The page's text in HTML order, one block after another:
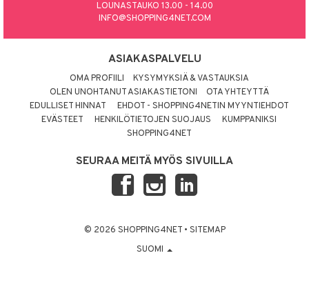
LOUNASTAUKO 13.00 - 14.00
INFO@SHOPPING4NET.COM
ASIAKASPALVELU
OMA PROFIILI
KYSYMYKSIÄ & VASTAUKSIA
OLEN UNOHTANUT ASIAKASTIETONI
OTA YHTEYTTÄ
EDULLISET HINNAT
EHDOT - SHOPPING4NETIN MYYNTIEHDOT
EVÄSTEET
HENKILÖTIETOJEN SUOJAUS
KUMPPANIKSI
SHOPPING4NET
SEURAA MEITÄ MYÖS SIVUILLA
© 2026 SHOPPING4NET • SITEMAP
SUOMI